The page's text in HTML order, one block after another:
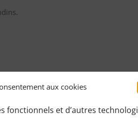
aux cookies
fonctionnels et d’autres